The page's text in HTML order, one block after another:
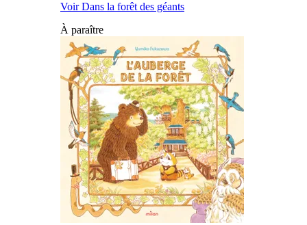
Voir Dans la forêt des géants
À paraître